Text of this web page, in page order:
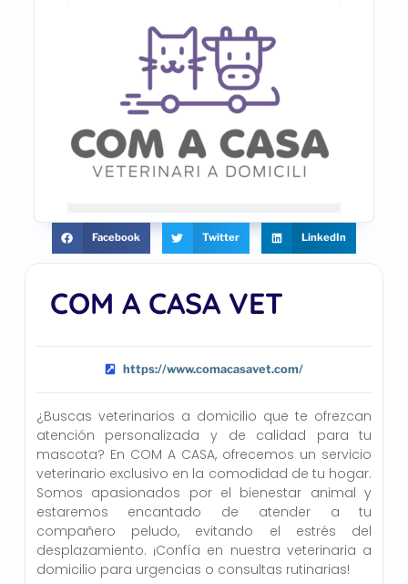
COM A CASA VET
https://www.comacasavet.com/
¿Buscas veterinarios a domicilio que te ofrezcan
atención personalizada y de calidad para tu
mascota? En COM A CASA, ofrecemos un servicio
veterinario exclusivo en la comodidad de tu hogar.
Somos apasionados por el bienestar animal y
estaremos encantado de atender a tu
compañero peludo, evitando el estrés del
desplazamiento. ¡Confía en nuestra veterinaria a
domicilio para urgencias o consultas rutinarias!
Facebook Twitter LinkedIn